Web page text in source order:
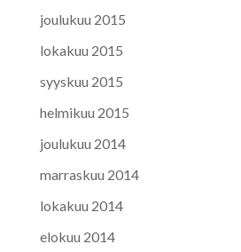
joulukuu 2015
lokakuu 2015
syyskuu 2015
helmikuu 2015
joulukuu 2014
marraskuu 2014
lokakuu 2014
elokuu 2014